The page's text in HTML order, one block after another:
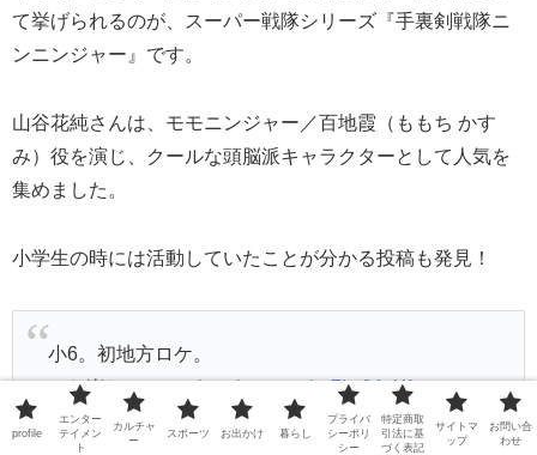
て挙げられるのが、スーパー戦隊シリーズ『手裏剣戦隊ニ
ンニンジャー』です。
山谷花純さんは、モモニンジャー／百地霞（ももち かす
み）役を演じ、クールな頭脳派キャラクターとして人気を
集めました。
小学生の時には活動していたことが分かる投稿も発見！
小6。初地方ロケ。
…お楽しみに☺️pic.twitter.com/sz7Ly64eXf
profile
エンター
テイメン
ト
カルチャ
ー
スポーツ お出かけ 暮らし
プライバ
シーポリ
シー
特定商取
引法に基
づく表記
サイトマ
ップ
お問い合
わせ